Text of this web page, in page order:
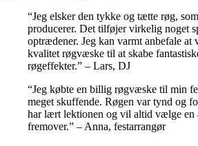
“Jeg elsker den tykke og tætte røg,
producerer. Det tilføjer virkelig noget
optrædener. Jeg kan varmt anbefale at
kvalitet røgvæske til at skabe
røgeffekter.” – Lars, DJ
“Jeg købte en billig røgvæske til min
meget skuffende. Røgen var tynd og
har lært lektionen og vil altid vælge en
fremover.” – Anna, festarrangør